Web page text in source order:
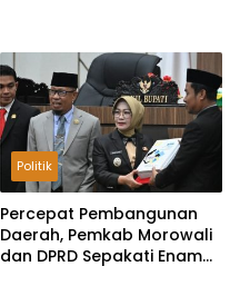
Politik
Percepat Pembangunan
Daerah, Pemkab Morowali
dan DPRD Sepakati Enam